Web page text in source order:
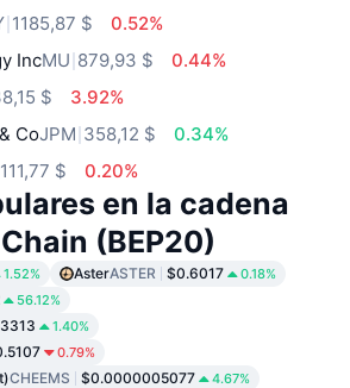
1185,87 $
0.52%
IncMU 879,93 $
0.44%
$
3.92%
CoJPM 358,12 $
0.34%
111,77 $ 0.20%
en la cadena
(BEP20)
1.52% AsterASTER $0.6017 0.18%
56.12%
1.40%
0.79%
CHEEMS $0.0000005077 4.67%